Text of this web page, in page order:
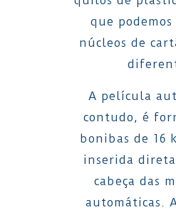
que
núcleos de
A película
contudo, é
bonibas de 16
inserida
cabeça das
automáticas.